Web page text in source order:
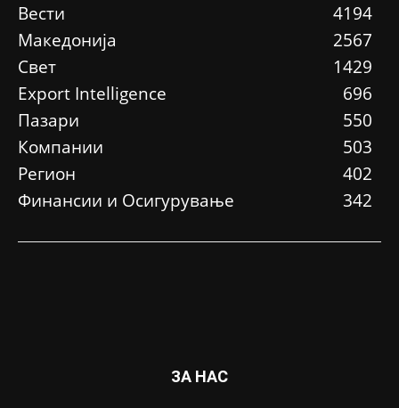
Вести
4194
Македонија
2567
Свет
1429
Еxport Intelligence
696
Пазари
550
Компании
503
Регион
402
Финансии и Осигурување
342
ЗА НАС